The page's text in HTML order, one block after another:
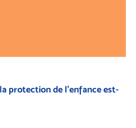
protection de l’enfance est-